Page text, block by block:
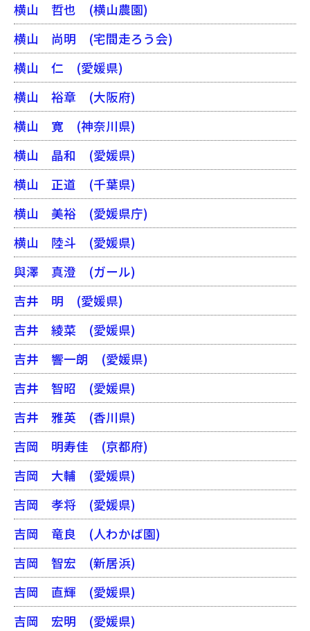
横山 哲也 (横山農園)
横山 尚明 (宅間走ろう会)
横山 仁 (愛媛県)
横山 裕章 (大阪府)
横山 寛 (神奈川県)
横山 晶和 (愛媛県)
横山 正道 (千葉県)
横山 美裕(愛媛県庁)
横山 陸斗 (愛媛県)
與澤 真澄 (ガール)
吉井 明 (愛媛県)
吉井 綾菜 (愛媛県)
吉井 響一朗 (愛媛県)
吉井 智昭 (愛媛県)
吉井 雅英 (香川県)
吉岡 明寿佳 (京都府)
吉岡 大輔 (愛媛県)
吉岡 孝将(愛媛県)
吉岡 竜良 (人わかば園)
吉岡 智宏 (新居浜)
吉岡 直輝 (愛媛県)
吉岡 宏明 (愛媛県)